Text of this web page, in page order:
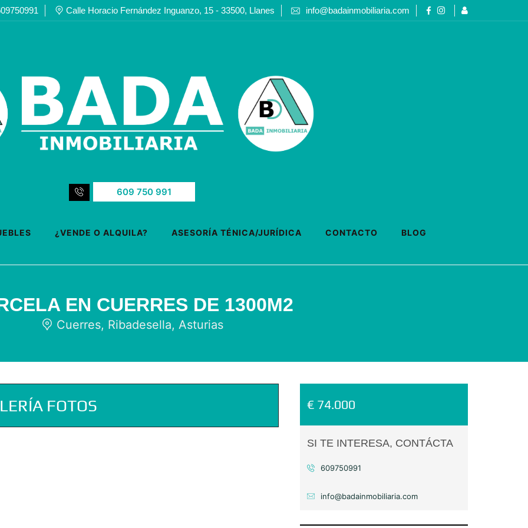
Calle Horacio Fernández Inguanzo, 15 - 33500, Llanes info@badainmobiliaria.com
609 750 991
¿VENDE O ALQUILA? ASESORÍA TÉNICA/JURÍDICA CONTACTO BLOG
EN CUERRES DE 1300M2
Cuerres, Ribadesella, Asturias
FOTOS € 74.000
SI TE INTERESA, CONTÁCTA
609750991
info@badainmobiliaria.com